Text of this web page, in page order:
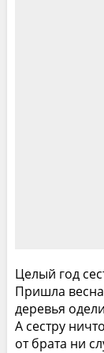
Целый год
Пришла
деревья
А сестру
от брата ни